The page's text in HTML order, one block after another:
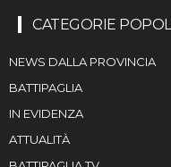
CATEGORIE
NEWS DALLA PROVINCIA
BATTIPAGLIA
IN EVIDENZA
ATTUALITÀ